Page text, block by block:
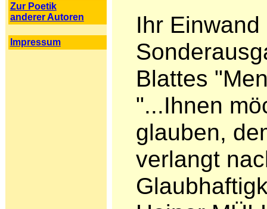
Zur Poetik
anderer Autoren
Impressum
Ihr
Blattes
"...Ihnen
glauben,
verlangt